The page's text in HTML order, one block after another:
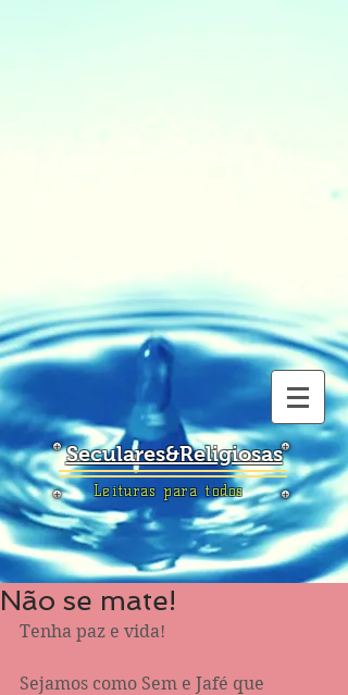
Seculares&Religiosas
Leituras para todos
Não se mate!
Tenha paz e vida!
Sejamos como Sem e Jafé que